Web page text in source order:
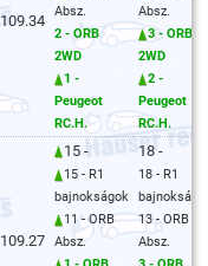
109.34
Absz.
2 - ORB
2WD
1 -
Peugeot
RC.H.
Absz.
3 - ORB
2WD
2 -
Peugeot
RC.H.
109.27
15 -
15 - R1
bajnokságok
11 - ORB
Absz.
18 -
18 - R1
13 - ORB
Absz.